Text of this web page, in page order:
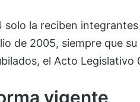
solo la reciben
de 2005, siempre que
el Acto
vigente